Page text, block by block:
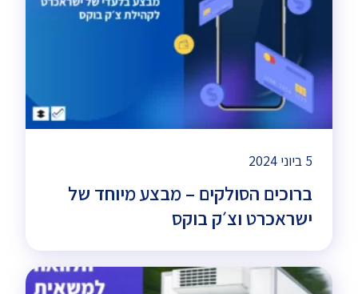
ברוכים הסולקים – מבצע מיוחד של
ישראכרט וצ׳ק בוקס
5 ביוני 2024